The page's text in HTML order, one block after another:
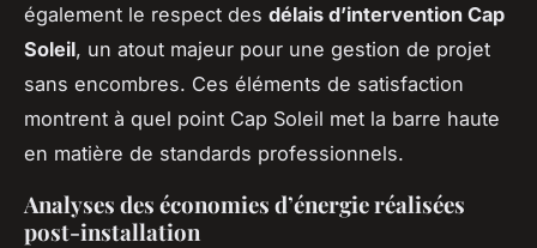
également le respect des délais d’intervention Cap
Soleil, un atout majeur pour une gestion de projet
sans encombres. Ces éléments de satisfaction
montrent à quel point Cap Soleil met la barre haute
en matière de standards professionnels.
Analyses des économies d’énergie réalisées
post-installation